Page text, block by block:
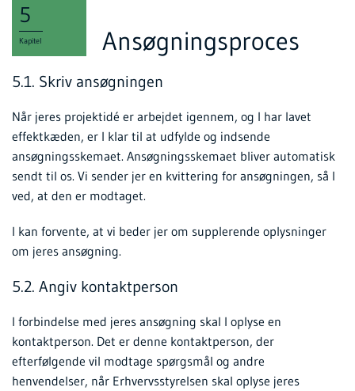
Kapitel
5
Ansøgningsproces
5.1. Skriv ansøgningen
Når jeres projektidé er arbejdet igennem, og I har lavet
effektkæden, er I klar til at udfylde og indsende
ansøgningsskemaet. Ansøgningsskemaet bliver automatisk
sendt til os. Vi sender jer en kvittering for ansøgningen, så I
ved, at den er modtaget.
I kan forvente, at vi beder jer om supplerende oplysninger
om jeres ansøgning.
5.2. Angiv kontaktperson
I forbindelse med jeres ansøgning skal I oplyse en
kontaktperson. Det er denne kontaktperson, der
efterfølgende vil modtage spørgsmål og andre
henvendelser, når Erhvervsstyrelsen skal oplyse jeres